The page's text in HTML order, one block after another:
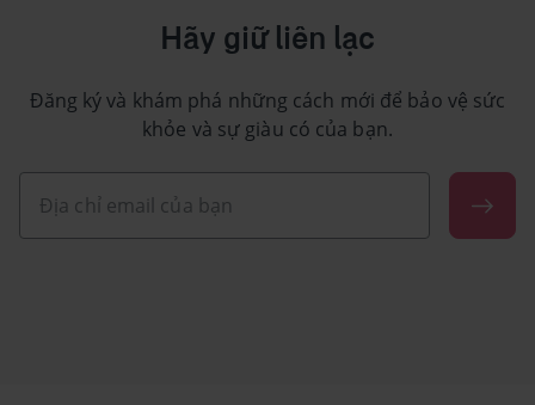
Hãy giữ liên lạc
Đăng ký và khám phá những cách mới để bảo vệ sức
khỏe và sự giàu có của bạn.